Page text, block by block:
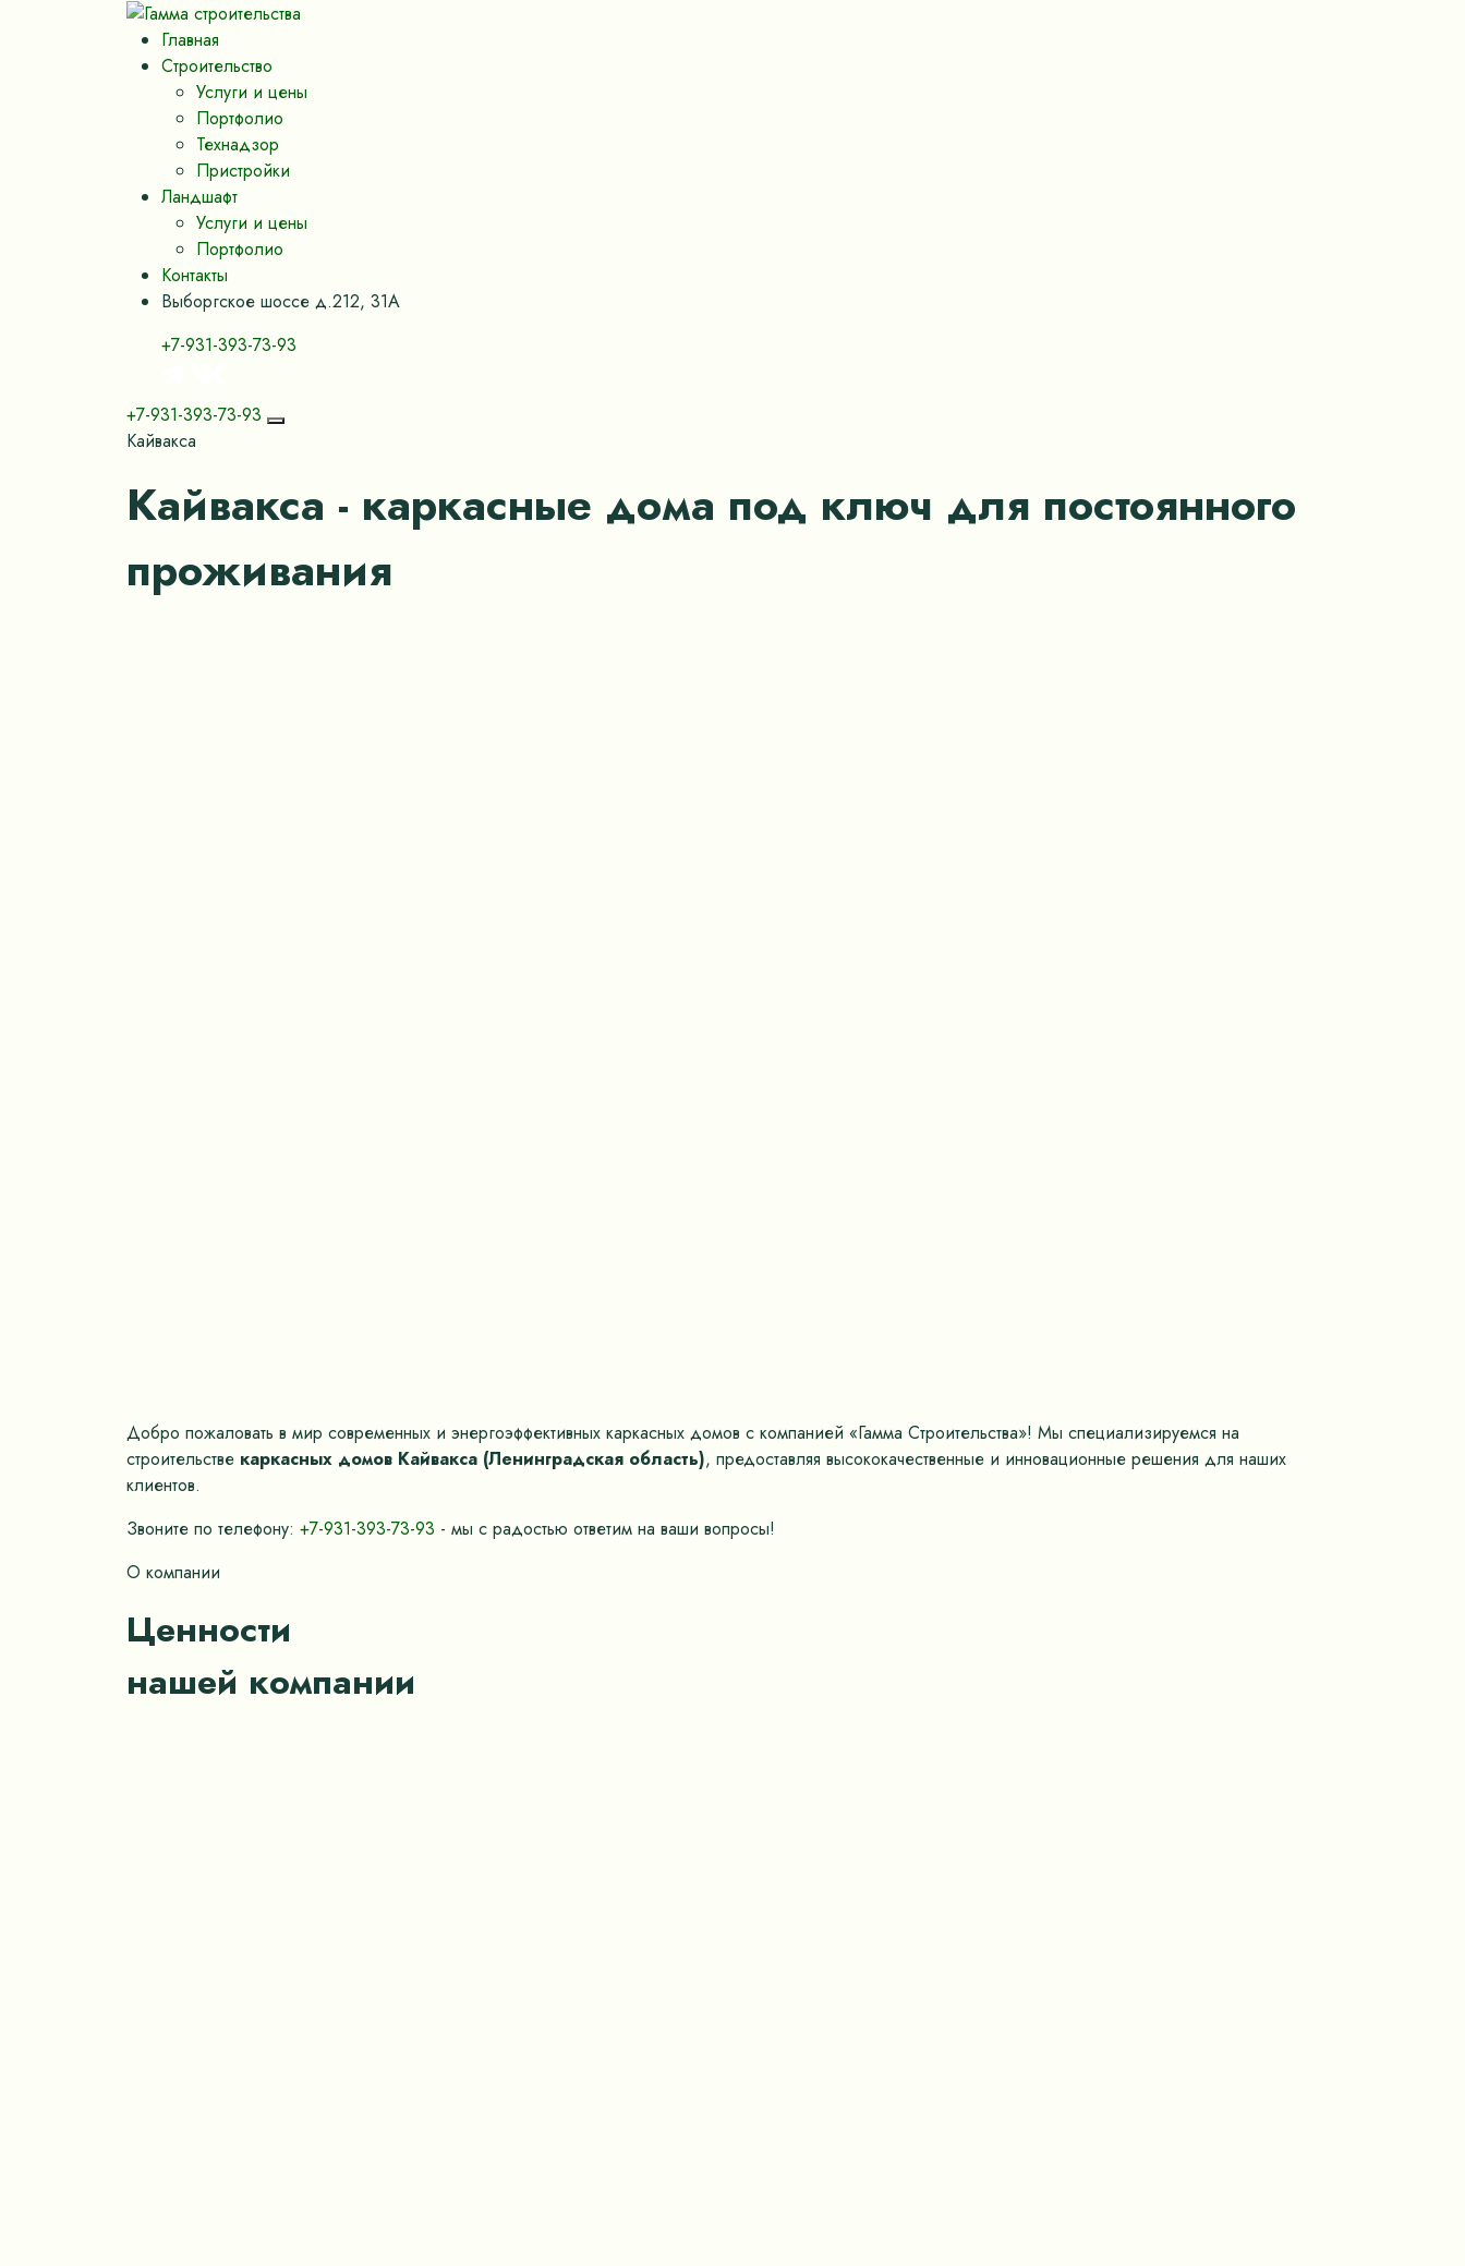
Главная
Строительство
Услуги и цены
Портфолио
Технадзор
Пристройки
Ландшафт
Услуги и цены
Портфолио
Контакты
Выборгское шоссе д.212, 31А
+7-931-393-73-93
+7-931-393-73-93
Кайвакса
Кайвакса - каркасные дома под ключ для постоянного
проживания
Добро пожаловать в мир современных и энергоэффективных каркасных домов с компанией «Гамма Строительства»! Мы специализируемся на
строительстве каркасных домов Кайвакса (Ленинградская область), предоставляя высококачественные и инновационные решения для наших
клиентов.
Звоните по телефону: +7-931-393-73-93 - мы с радостью ответим на ваши вопросы!
О компании
Ценности
нашей компании